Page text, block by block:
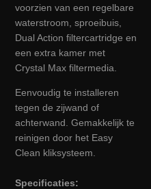
voorzien van een regelbare
waterstroom, sproeibuis,
Dual Action filtercartridge en
een extra kamer met
Crystal Max filtermedia.
Eenvoudig te installeren
tegen de zijwand of
achterwand. Gemakkelijk te
reinigen door het Easy
Clean kliksysteem.
Specificaties: